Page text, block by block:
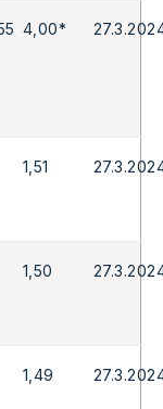
4,00*
1,51
1,50
1,49